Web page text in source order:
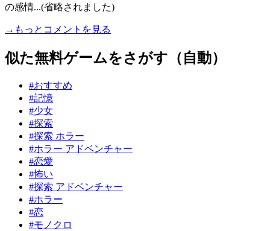
の感情...(省略されました)
→もっとコメントを見る
似た無料ゲームをさがす（自動）
#おすすめ
#記憶
#少女
#探索
#探索 ホラー
#ホラー アドベンチャー
#恋愛
#怖い
#探索 アドベンチャー
#ホラー
#恋
#モノクロ